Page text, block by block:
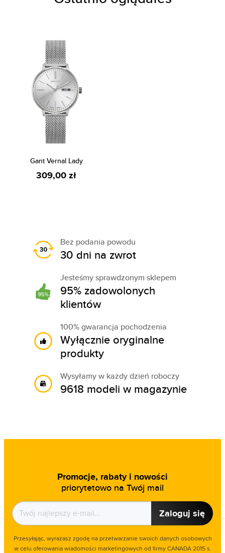
Gant Vernal Lady
309,00 zł
Bez podania powodu
30 dni na zwrot
Jesteśmy sprawdzonym sklepem
95% zadowolonych
klientów
100% gwarancja pochodzenia
Wyłącznie oryginalne
produkty
Wysyłamy w każdy dzień roboczy
9618 modeli w magazynie
Promocje, rabaty i nowości
priorytetowo na Twój mail
Zaloguj się
Przesyłając, wyrażasz zgodę na przetwarzanie swoich danych osobowych
w celu oferowania wiadomości marketingowych od firmy CANADA 2015 s.